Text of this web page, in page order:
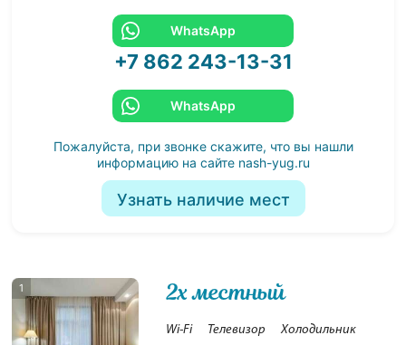
WhatsApp
+7 862 243-13-31
WhatsApp
Пожалуйста, при звонке скажите, что вы нашли
информацию на сайте nash-yug.ru
Узнать наличие мест
1 2х местный
Wi-Fi Телевизор
Холодильник